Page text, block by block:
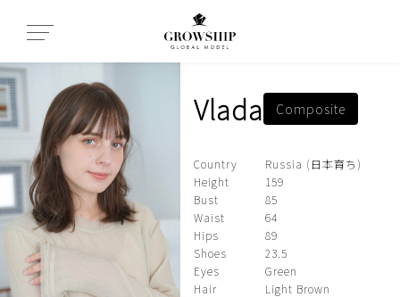
Vlada Composite
Country
Russia (日本育ち)
Height
159
Bust
85
Waist
64
Hips
89
Shoes
23.5
Eyes
Green
Hair
Light Brown